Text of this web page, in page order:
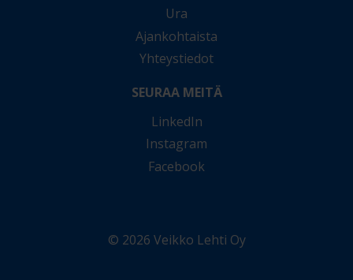
Ura
Ajankohtaista
Yhteystiedot
SEURAA MEITÄ
LinkedIn
Instagram
Facebook
© 2026 Veikko Lehti Oy